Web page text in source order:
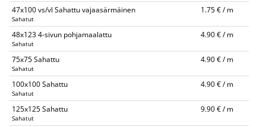
47x100 vs/vl Sahattu vajaasärmäinen
Sahatut
1.75 € / m
48x123 4-sivun pohjamaalattu
Sahatut
4.90 € / m
75x75 Sahattu
Sahatut
4.90 € / m
100x100 Sahattu
Sahatut
4.90 € / m
125x125 Sahattu
Sahatut
9.90 € / m